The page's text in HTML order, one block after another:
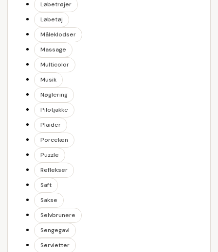
Løbetrøjer
Løbetøj
Måleklodser
Massage
Multicolor
Musik
Nøglering
Pilotjakke
Plaider
Porcelæn
Puzzle
Reflekser
Saft
Sakse
Selvbrunere
Sengegavl
Servietter